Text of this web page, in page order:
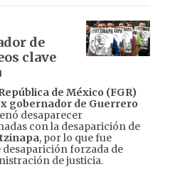
de
clave
de México (FGR)
gobernador de Guerrero
desaparecer
con la desaparición de
, por lo que fue
forzada de
de justicia.